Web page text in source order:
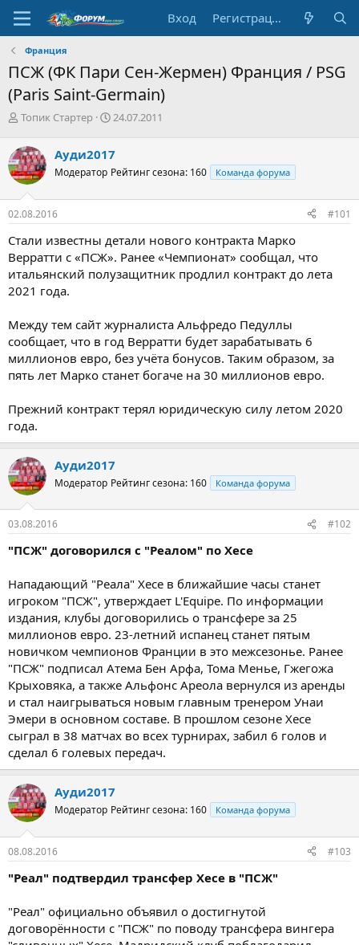
Вход Регистрация
Франция
ПСЖ (ФК Пари Cен-Жермен) Франция / PSG
(Paris Saint-Germain)
А
т
о
р
т
е
м
Топик Стартер
Д
а
н
ч
а
24.07.2011
Ауди2017
Модератор Рейтинг сезона: 160 Команда форума
02.08.2016 #101
Стали известны детали нового контракта Марко
Верратти с «ПСЖ». Ранее «Чемпионат» сообщал, что
итальянский полузащитник продлил контракт до лета
2021 года.
Между тем сайт журналиста Альфредо Педуллы
сообщает, что в год Верратти будет зарабатывать 6
миллионов евро, без учёта бонусов. Таким образом, за
пять лет Марко станет богаче на 30 миллионов евро.
Прежний контракт терял юридическую силу летом 2020
года.
Ауди2017
Модератор Рейтинг сезона: 160 Команда форума
03.08.2016 #102
"ПСЖ" договорился с "Реалом" по Хесе
Нападающий "Реала" Хесе в ближайшие часы станет
игроком "ПСЖ", утверждает L'Equipe. По информации
издания, клубы договорились о трансфере за 25
миллионов евро. 23-летний испанец станет пятым
новичком чемпионов Франции в это межсезонье. Ранее
"ПСЖ" подписал Атема Бен Арфа, Тома Менье, Гжегожа
Крыховяка, а также Альфонс Ареола вернулся из аренды
и стал наигрываться новым главным тренером Унаи
Эмери в основном составе. В прошлом сезоне Хесе
сыграл в 38 матчах во всех турнирах, забил 6 голов и
сделал 6 голевых передач.
Ауди2017
Модератор Рейтинг сезона: 160 Команда форума
08.08.2016 #103
"Реал" подтвердил трансфер Хесе в "ПСЖ"
"Реал" официально объявил о достигнутой
договорённости с "ПСЖ" по поводу трансфера вингера